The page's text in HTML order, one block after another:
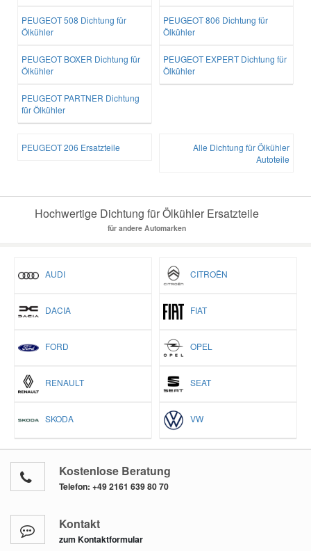
PEUGEOT 508 Dichtung für
Ölkühler
PEUGEOT 806 Dichtung für
Ölkühler
PEUGEOT BOXER Dichtung für
Ölkühler
PEUGEOT EXPERT Dichtung für
Ölkühler
PEUGEOT PARTNER Dichtung
für Ölkühler
PEUGEOT 206 Ersatzteile
Alle Dichtung für Ölkühler
Autoteile
Hochwertige Dichtung für Ölkühler Ersatzteile
für andere Automarken
AUDI CITROËN
DACIA FIAT
FORD OPEL
RENAULT SEAT
SKODA VW
Kostenlose Beratung
Telefon: +49 2161 639 80 70
Kontakt
zum Kontaktformular